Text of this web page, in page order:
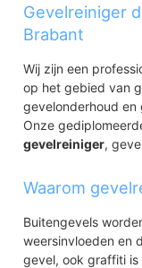
Standdaarbuiten
Kreek
Gevelreiniger
Brabant
Wij zijn een
op het gebied van
gevelonderhoud en
Onze
gevelreiniger,
Waarom
Buitengevels
weersinvloeden en
gevel, ook graffiti